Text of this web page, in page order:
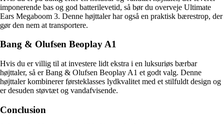
imponerende bas og god batterilevetid, så bør du overveje Ultimate
Ears Megaboom 3. Denne højttaler har også en praktisk bærestrop, der
gør den nem at transportere.
Bang & Olufsen Beoplay A1
Hvis du er villig til at investere lidt ekstra i en luksuriøs bærbar
højttaler, så er Bang & Olufsen Beoplay A1 et godt valg. Denne
højttaler kombinerer førsteklasses lydkvalitet med et stilfuldt design og
er desuden støvtæt og vandafvisende.
Conclusion